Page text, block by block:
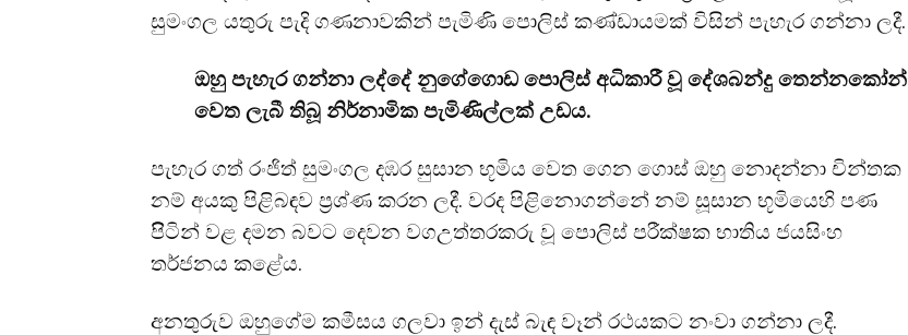
සුමංගල යතුරු පැදි ගණනාවකින් පැමිණි පොලිස් කණ්ඩායමක් විසින් පැහැර ගන්නා ලදී.
ඔහු පැහැර ගන්නා ලද්දේ නුගේගොඩ පොලිස් අධිකාරී වූ දේශබන්දු තෙන්නකෝන්
වෙත ලැබී තිබූ නිර්නාමික පැමිණිල්ලක් උඩය.
පැහැර ගත් රංජිත් සුමංගල දඹර සුසාන භූමිය වෙත ගෙන ගොස් ඔහු නොදන්නා චින්තක
නම් අයකු පිළිබඳව ප්‍රශ්ණ කරන ලදී. වරද පිළිනොගන්නේ නම් සූසාන භූමියෙහි පණ
පිිටින් වළ දමන බවට දෙවන වගඋත්තරකරු වූ පොලිස් පරීක්ෂක භාතිය ජයසිංහ
තර්ජනය කළේය.
අනතුරුව ඔහුගේම කමීසය ගලවා ඉන් දැස් බැඳ වෑන් රථයකට නංවා ගන්නා ලදී.